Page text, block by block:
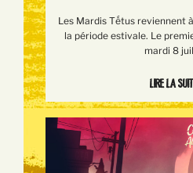
Les Mardis Tếtus reviennent
la période estivale. Le
mardi 8
Lire la